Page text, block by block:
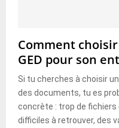
Comment
GED pour son
Si tu cherches à choisir
des documents, tu es
concrète : trop de
difficiles à retrouver, des